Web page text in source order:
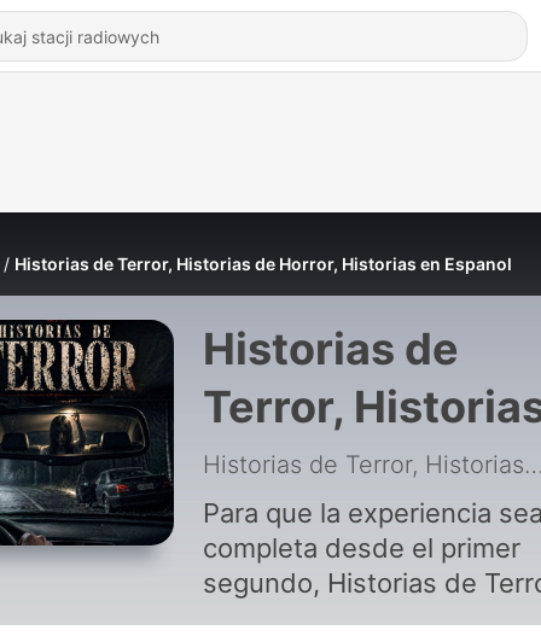
Historias de Terror, Historias de Horror, Historias en Espanol
Historias de
Terror,
de Horror,
Historias en
Espanol
Historias de Terror, Historias de Horror, Historias en Espanol
Para que la experiencia sea
completa desde el primer
segundo, Historias de
Historias de Horror,